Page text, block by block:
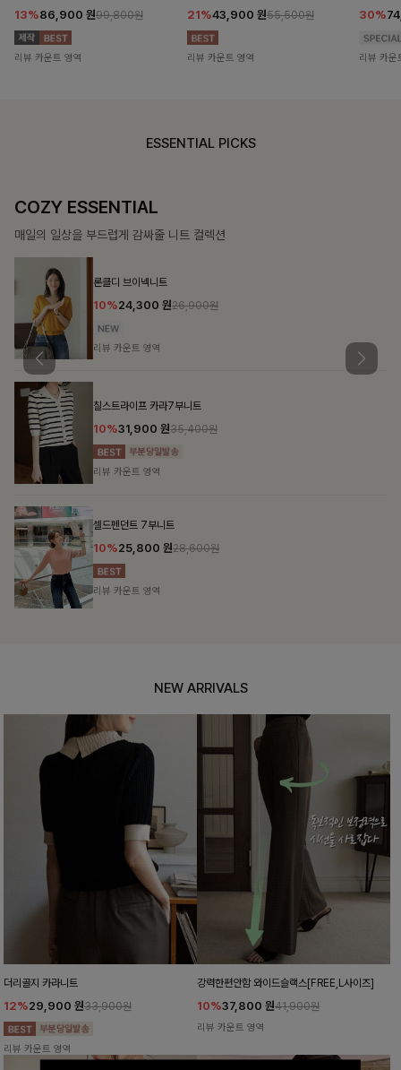
13%86,900 원99,800원
리뷰 카운트 영역
21%43,900 원55,500원
리뷰 카운트 영역
30%
리뷰 카운
ESSENTIAL PICKS
COZY ESSENTIAL
매일의 일상을 부드럽게 감싸줄 니트 컬렉션
론클디 브이넥니트
10%24,300 원26,900원
리뷰 카운트 영역
칠스트라이프 카라7부니트
10%31,900 원35,400원
리뷰 카운트 영역
셀드펜던트 7부니트
10%25,800 원28,600원
리뷰 카운트 영역
NEW ARRIVALS
더리골지 카라니트
12%29,900 원33,900원
리뷰 카운트 영역
강력한편안함 와이드슬랙스[FREE,L사이즈]
10%37,800 원41,900원
리뷰 카운트 영역